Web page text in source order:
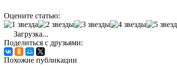
Оцените статью:
Загрузка...
Поделиться с друзьями:
Похожие публикации